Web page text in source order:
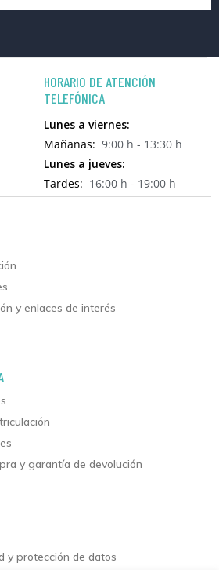
HORARIO DE ATENCIÓN
TELEFÓNICA
Lunes a viernes:
Mañanas: 9:00 h - 13:30 h
Lunes a jueves:
Tardes: 16:00 h - 19:00 h
y enlaces de interés
y garantía de devolución
y protección de datos